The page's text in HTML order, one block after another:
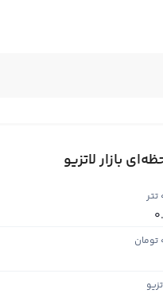
بازار لاتزیو
تتر
تومان